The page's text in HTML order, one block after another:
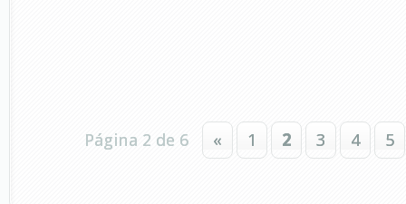
Página 2 de 6 « 1 2 3 4 5